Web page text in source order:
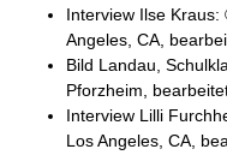
Interview Ilse
Angeles, CA,
Bild Landau,
Pforzheim,
Interview Lilli
Los Angeles, CA,